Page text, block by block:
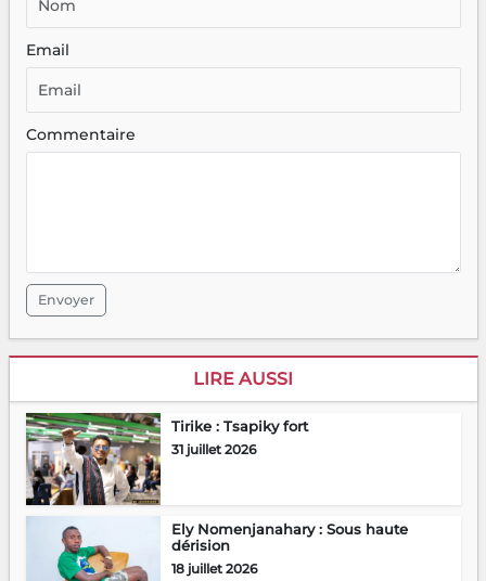
Email
Commentaire
Envoyer
LIRE AUSSI
Tirike : Tsapiky fort
31 juillet 2026
Ely Nomenjanahary : Sous haute
dérision
18 juillet 2026